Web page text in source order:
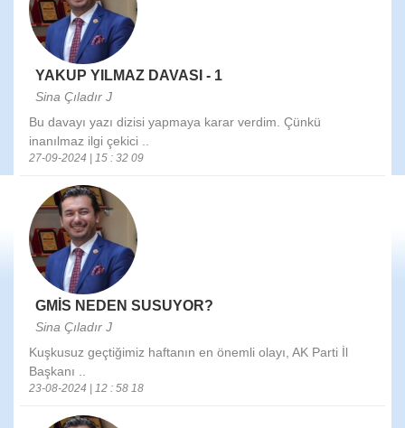
YAKUP YILMAZ DAVASI - 1
Sina Çıladır J
Bu davayı yazı dizisi yapmaya karar verdim. Çünkü
inanılmaz ilgi çekici ..
27-09-2024 | 15 : 32 09
GMİS NEDEN SUSUYOR?
Sina Çıladır J
Kuşkusuz geçtiğimiz haftanın en önemli olayı, AK Parti İl
Başkanı ..
23-08-2024 | 12 : 58 18